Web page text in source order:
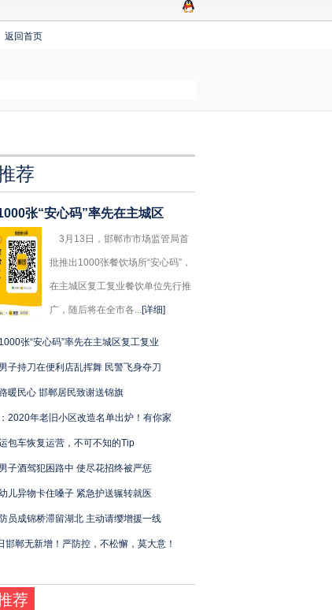
返回首页
荐
张“安心码”率先在主城区
3月13日，邯郸市市场监管局首
批推出1000张餐饮场所“安心码”，
在主城区复工复业餐饮单位先行推
广，随后将在全市各...[详细]
张“安心码”率先在主城区复工复业
子持刀在便利店乱挥舞 民警飞身夺刀
暖民心 邯郸居民致谢送锦旗
2020年老旧小区改造名单出炉！有你家
包车恢复运营，不可不知的Tip
子酒驾犯困路中 使尽花招终被严惩
儿异物卡住嗓子 紧急护送辗转就医
员成锦桥滞留湖北 主动请缨增援一线
邯郸无新增！严防控，不松懈，莫大意！
荐